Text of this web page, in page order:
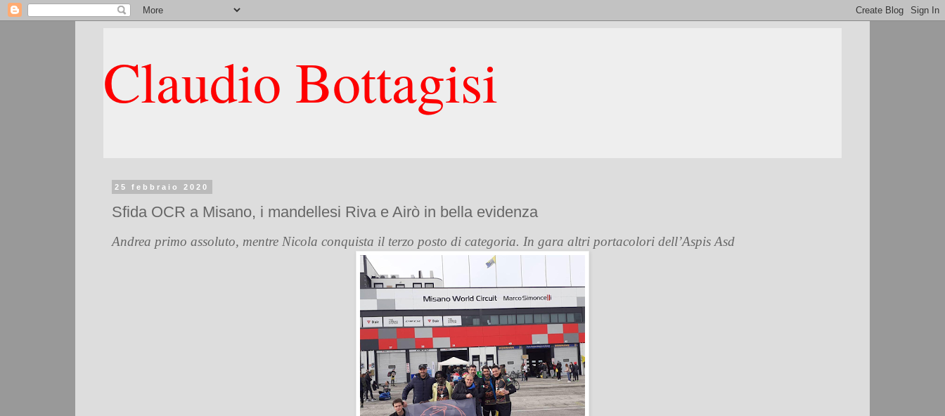
Claudio Bottagisi
25 febbraio 2020
Sfida OCR a Misano, i mandellesi Riva e Airò in bella evidenza
Andrea primo assoluto, mentre Nicola conquista il terzo posto di categoria. In gara altri portacolori dell’Aspis Asd